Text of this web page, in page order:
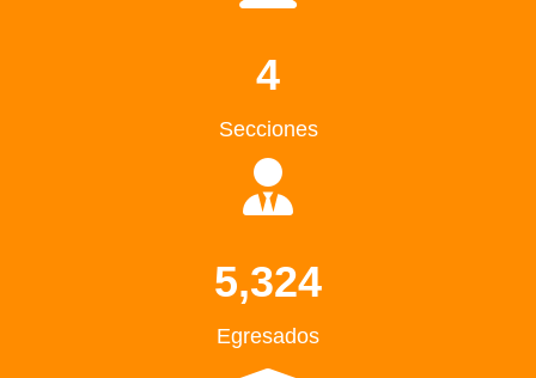
4
Secciones
5,324
Egresados